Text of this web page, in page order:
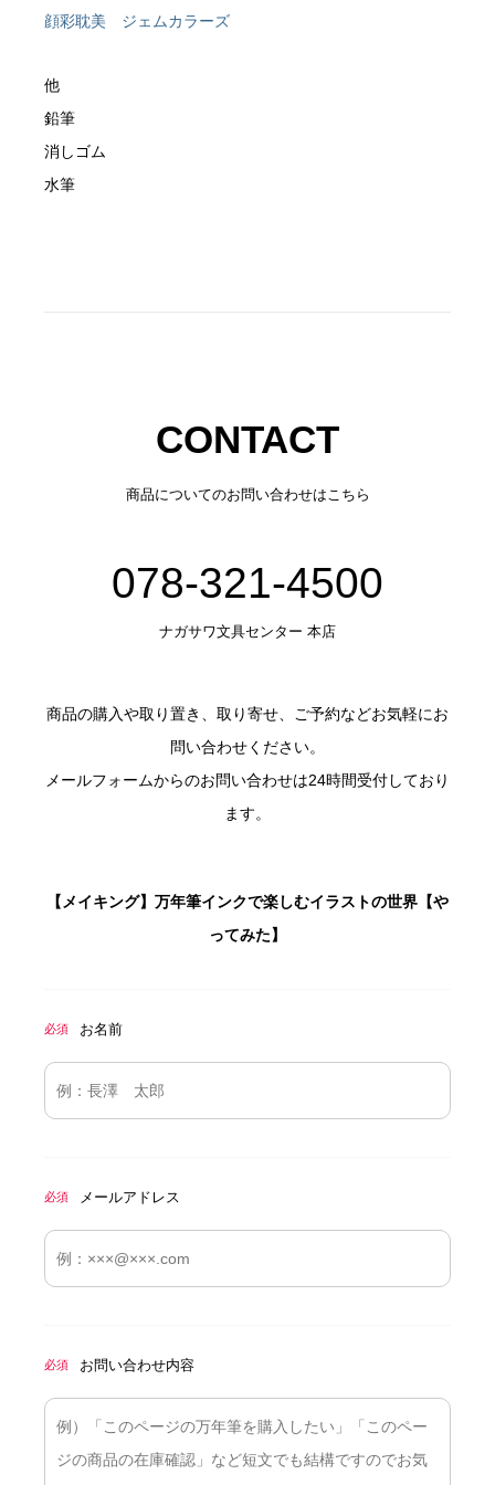
顔彩耽美 ジェムカラーズ
他
鉛筆
消しゴム
水筆
CONTACT
商品についてのお問い合わせはこちら
078-321-4500
ナガサワ文具センター 本店
商品の購入や取り置き、取り寄せ、ご予約などお気軽にお
問い合わせください。
メールフォームからのお問い合わせは24時間受付しており
ます。
【メイキング】万年筆インクで楽しむイラストの世界【や
ってみた】
必須 お名前
必須 メールアドレス
必須 お問い合わせ内容